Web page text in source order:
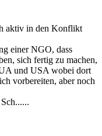
aktiv in den Konflikt
einer NGO, dass
sich fertig zu machen,
und USA wobei dort
vorbereiten, aber noch